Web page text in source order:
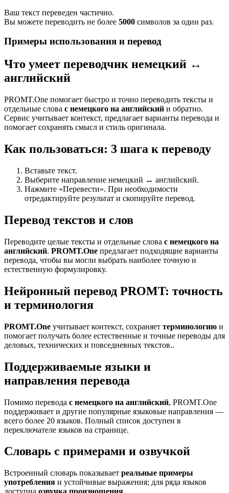
Ваш текст переведен частично.
Вы можете переводить не более 5000 символов за один раз.
Примеры использования и перевод
Что умеет переводчик немецкий ↔
английский
PROMT.One помогает быстро и точно переводить тексты и
отдельные слова с немецкого на английский и обратно.
Сервис учитывает контекст, предлагает варианты перевода и
помогает сохранять смысл и стиль оригинала.
Как пользоваться: 3 шага к переводу
Вставьте текст.
Выберите направление немецкий ↔ английский.
Нажмите «Перевести». При необходимости
отредактируйте результат и скопируйте перевод.
Перевод текстов и слов
Переводите целые тексты и отдельные слова с немецкого на
английский. PROMT.One предлагает подходящие варианты
перевода, чтобы вы могли выбрать наиболее точную и
естественную формулировку.
Нейронный перевод PROMT: точность
и терминология
PROMT.One учитывает контекст, сохраняет терминологию и
помогает получать более естественные и точные переводы для
деловых, технических и повседневных текстов..
Поддерживаемые языки и
направления перевода
Помимо перевода с немецкого на английский, PROMT.One
поддерживает и другие популярные языковые направления —
всего более 20 языков. Полный список доступен в
переключателе языков на странице.
Словарь с примерами и озвучкой
Встроенный словарь показывает реальные примеры
употребления и устойчивые выражения; для ряда языков